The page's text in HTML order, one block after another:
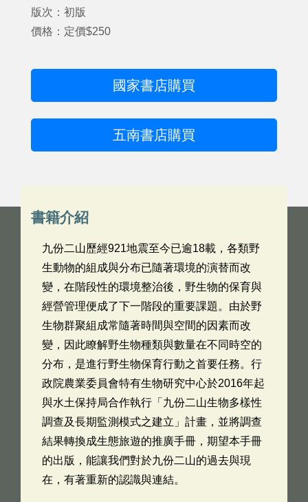
版次：初版
價格：定價$250
國家書店購買
五南書店購買
書籍介紹
九份二山歷經921地震至今已逾18載，各類野
生動物的組成與分布已隨著環境的演替而改
變，在階段性的環境整治後，野生物的保育與
經營管理便成了下一階段的重要課題。由於野
生物群聚組成常隨著時間與空間的因素而改
變，因此瞭解野生物種類與數量在不同時空的
分布，是進行野生物保育行動之首要任務。行
政院農業委員會特有生物研究中心於2016年起
與水土保持局合作執行「九份二山生物多樣性
調查及長期監測模式之建立」計畫，並將調查
結果轉換成生態旅遊的推廣手冊，期望本手冊
的出版，能讓我們對於九份二山的過去與現
在，有著重新的認識與連結。